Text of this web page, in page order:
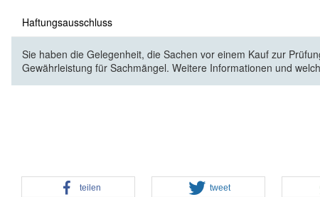
Haftungsausschluss
Sie haben die Gelegenheit, die Sachen vor einem Kauf zur
Gewährleistung für Sachmängel. Weitere Informationen und
teilen tweet